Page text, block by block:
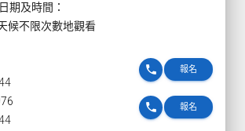
日期及時間：
候不限次數地觀看
報名
phone
報名
phone